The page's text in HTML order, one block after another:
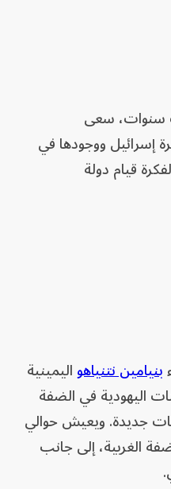
سنوات، سعى
ووجودها في
قيام دولة
بنيامين نتنياهواليمينية
اليهودية في الضفة
جديدة. ويعيش حوالي
الغربية، إلى جانب